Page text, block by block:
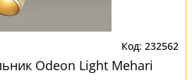
232562
Odeon Light Mehari